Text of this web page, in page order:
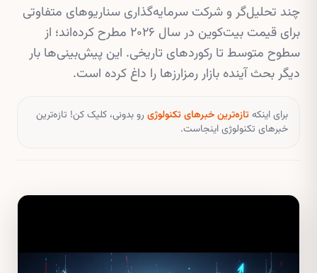
چند تحلیل‌گر و شرکت سرمایه‌گذاری سناریوهای متفاوتی
برای قیمت بیت‌کوین در سال ۲۰۲۶ مطرح کرده‌اند؛ از
سطوح متوسط تا رکوردهای تاریخی. این پیش‌بینی‌ها بار
دیگر بحث آینده بازار رمزارزها را داغ کرده است.
برای اینکهتازه‌ترین خبرهای تکنولوژی رو بدونی، کلیک کن! تازه‌ترین
خبرهای تکنولوژی اینجاست.